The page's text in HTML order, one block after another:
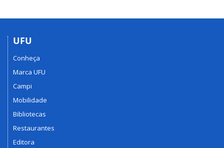
UFU
Conheça
Marca UFU
Campi
Mobilidade
Bibliotecas
Restaurantes
Editora